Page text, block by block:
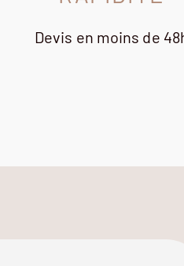
Devis en moins de